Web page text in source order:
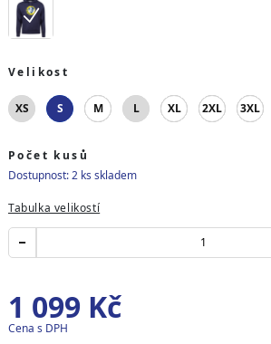
Velikost
XS S M L XL 2XL 3XL
Počet kusů
Dostupnost: 2 ks skladem
Tabulka velikostí
1 099 Kč
Cena s DPH